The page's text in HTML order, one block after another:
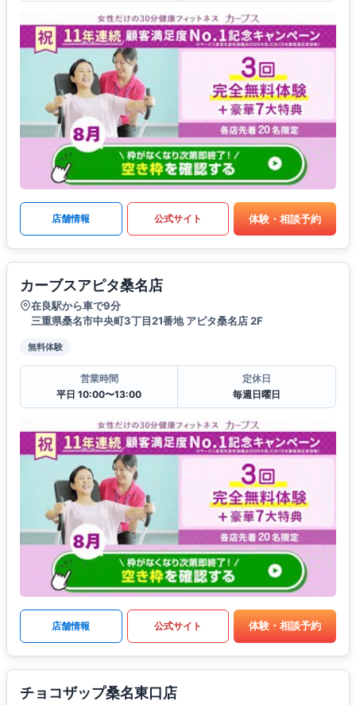
店舗情報 公式サイト 体験・相談予約
カーブスアピタ桑名店
在良駅から車で9分
三重県桑名市中央町3丁目21番地 アピタ桑名店 2F
無料体験
営業時間
平日 10:00〜13:00
定休日
毎週日曜日
店舗情報 公式サイト 体験・相談予約
チョコザップ桑名東口店